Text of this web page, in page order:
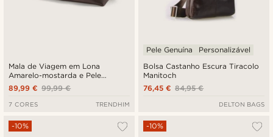
Mala de Viagem em Lona
Amarelo-mostarda e Pele
Castanha 99,99 €
89,99 €
7 CORES TRENDHIM
Bolsa Castanho Escura Tiracolo
Manitoch
Pele Genuína Personalizável
84,95 €
76,45 €
DELTON BAGS
-10% -10%